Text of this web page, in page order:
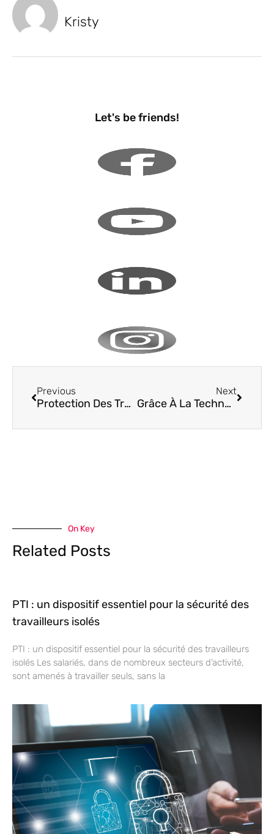
Kristy
Let's be friends!
Previous
Protection Des Travailleurs Isolés Dans Le Secteur De La Construction
Next
Grâce À La Technologie, La Sécurité Des Travailleurs Isolés Est Aujourd’hui Mieux Gérée Et Surveillée
On Key
Related Posts
PTI : un dispositif essentiel pour la sécurité des
travailleurs isolés
PTI : un dispositif essentiel pour la sécurité des travailleurs
isolés Les salariés, dans de nombreux secteurs d’activité,
sont amenés à travailler seuls, sans la